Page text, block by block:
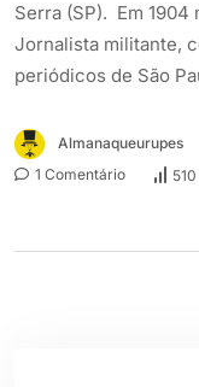
Serra (SP). Em 1904
Jornalista militante,
periódicos de São
Almanaqueurupes
1 Comentário